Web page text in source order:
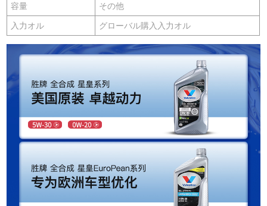
容量 その他
入力オル グローバル購入入力オル